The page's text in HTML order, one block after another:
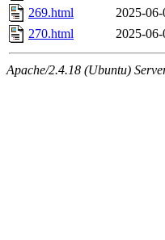
269.html
2025-
270.html
2025-
Apache/2.4.18 (Ubuntu)